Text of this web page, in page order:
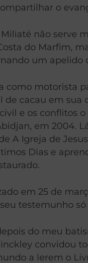
o
Miliaté não serve
do Marfim,
um apelido
como motorista
de cacau em sua
e os conflitos o
em 2004.
A Igreja de
Dias e
em 25 de
testemunho só
do meu
convidou
a lerem o